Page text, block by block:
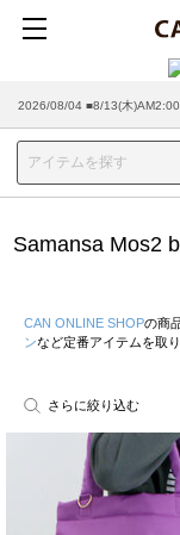
2026/08/04 ■8/13(木
Samansa Mos2
CAN ONLINE SHOPの商
ンなど定番アイテムを取
さらに絞り込む